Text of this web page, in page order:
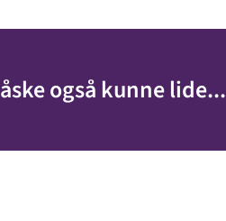
også kunne lide...